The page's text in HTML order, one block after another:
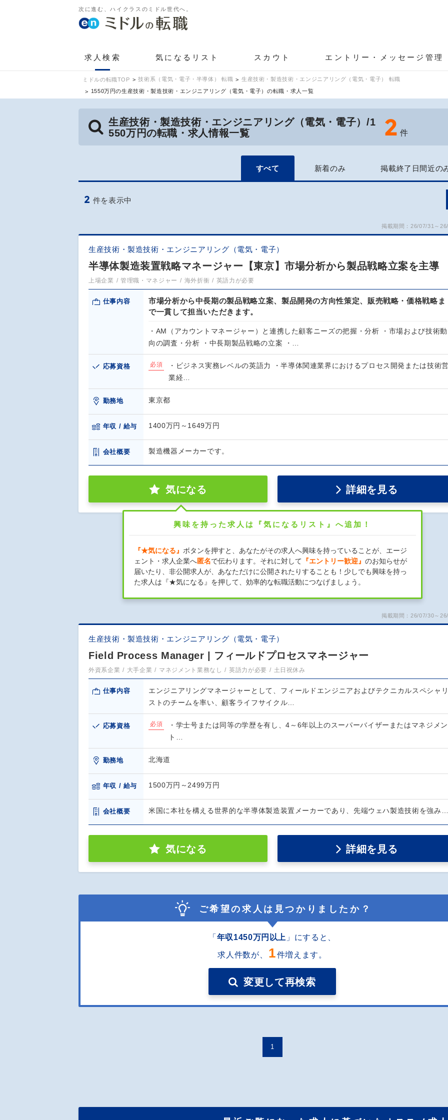
次に進む、ハイクラスのミドル世代へ。
求人検索 気になるリスト スカウト エントリー・メッセージ管理
ミドルの転職TOP 技術系（電気・電子・半導体） 転職
生産技術・製造技術・エンジニアリング（電気・電子） 転職
1550万円の生産技術・製造技術・エンジニアリング（電気・電子）の転職・求人一覧
生産技術・製造技術・エンジニアリング（電気・電子）/1
550万円の転職・求人情報一覧
2 件
すべて 新着のみ 掲載終了日間近の
2 件を表示中
掲載期間：26/07/31～
生産技術・製造技術・エンジニアリング（電気・電子）
半導体製造装置戦略マネージャー【東京】市場分析から製品戦略立案を主導
上場企業 管理職・マネジャー 海外折衝 英語力が必要
仕事内容
市場分析から中長期の製品戦略立案、製品開発の方向性策定、販売戦略・価格戦略ま
で一貫して担当いただきます。
・AM（アカウントマネージャー）と連携した顧客ニーズの把握・分析 ・市場および技術動
向の調査・分析 ・中長期製品戦略の立案 ・…
応募資格 必須
・ビジネス実務レベルの英語力 ・半導体関連業界におけるプロセス開発または技術
業経…
勤務地 東京都
年収 / 給与 1400万円～1649万円
会社概要 製造機器メーカーです。
気になる 詳細を見る
興味を持った求人は『気になるリスト』へ追加！
『★気になる』 ボタンを押すと、あなたがその求人へ興味を持っていることが、エージ
ェント・求人企業へ匿名で伝わります。それに対して 『エントリー歓迎』 のお知らせが
届いたり、非公開求人が、あなただけに公開されたりすることも！少しでも興味を持っ
た求人は『★気になる』を押して、効率的な転職活動につなげましょう。
掲載期間：26/07/30～
生産技術・製造技術・エンジニアリング（電気・電子）
Field Process Manager | フィールドプロセスマネージャー
外資系企業 大手企業 マネジメント業務なし 英語力が必要 土日祝休み
仕事内容
エンジニアリングマネージャーとして、フィールドエンジニアおよびテクニカルスペシャ
ストのチームを率い、顧客ライフサイクル…
応募資格 必須
・学士号または同等の学歴を有し、4～6年以上のスーパーバイザーまたはマネジメン
ト…
勤務地 北海道
年収 / 給与 1500万円～2499万円
会社概要 米国に本社を構える世界的な半導体製造装置メーカーであり、先端ウェハ製造技術を強み
気になる 詳細を見る
ご希望の求人は見つかりましたか？
「 年収1450万円以上 」にすると
求人件数が、 1件増えます。
変更して再検索
1